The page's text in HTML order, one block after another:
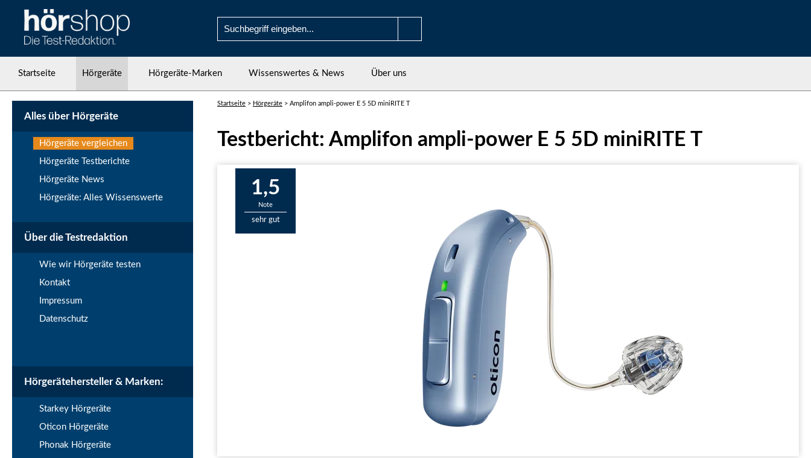
Startseite Hörgeräte Hörgeräte-Marken Wissenswertes & News Über uns
Startseite > Hörgeräte > Amplifon ampli-power E 5 5D miniRITE T
Testbericht: Amplifon ampli-power E 5 5D miniRITE T
1,5
Note
sehr gut
Alles über Hörgeräte
Hörgeräte vergleichen
Hörgeräte Testberichte
Hörgeräte News
Hörgeräte: Alles Wissenswerte
Über die Testredaktion
Wie wir Hörgeräte testen
Kontakt
Impressum
Datenschutz
Hörgerätehersteller & Marken:
Starkey Hörgeräte
Oticon Hörgeräte
Phonak Hörgeräte